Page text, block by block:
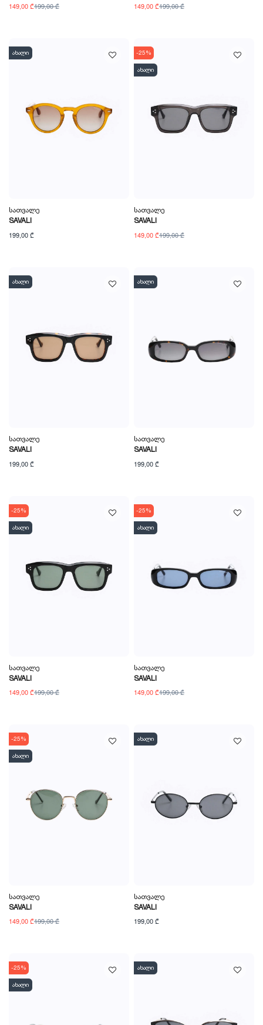
149,00 ₾199,00 ₾ 149,00 ₾199,00 ₾
ახალი
Სათვალე
SAVALI
199,00 ₾
-25%
ახალი
Სათვალე
SAVALI
149,00 ₾199,00 ₾
ახალი
Სათვალე
SAVALI
199,00 ₾
ახალი
Სათვალე
SAVALI
199,00 ₾
-25%
ახალი
Სათვალე
SAVALI
149,00 ₾199,00 ₾
-25%
ახალი
Სათვალე
SAVALI
149,00 ₾199,00 ₾
-25%
ახალი
Სათვალე
SAVALI
149,00 ₾199,00 ₾
ახალი
Სათვალე
SAVALI
199,00 ₾
-25%
ახალი
ახალი